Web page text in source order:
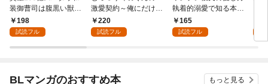
装御曹司は腹黒い獣～
イジワルな指遣いから
感じる圧倒的快感～ 1
き】
198
試読フル
激愛契約～俺にだけ、
全部みせて。 1【電子
書店限定特典付き】
220
試読フル
執着的溺愛で知る本当
の絶頂 1
165
試読フル
に
っ
BLマンガのおすすめ本 もっと見る